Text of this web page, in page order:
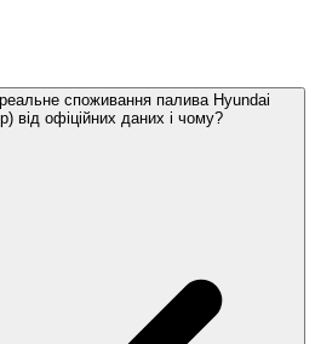
реальне споживання палива Hyundai
від офіційних даних і чому?